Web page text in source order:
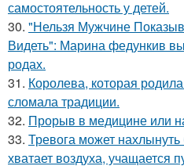
самостоятельность у детей.
30. "Нельзя Мужчине
Видеть": Марина федункив
родах.
31. Королева, которая
сломала традиции.
32. Прорыв в медицине или
33. Тревога может
хватает воздуха, учащается